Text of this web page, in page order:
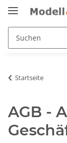
Startseite
AGB -